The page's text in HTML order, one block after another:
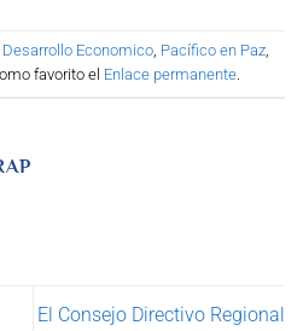
Desarrollo Economico, Pacífico en Paz,
favorito el Enlace permanente.
El Consejo Directivo Regional